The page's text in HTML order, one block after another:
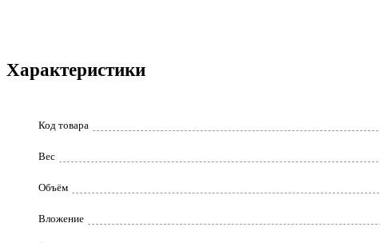
Характеристики
Код товара
Вес
Объём
Вложение